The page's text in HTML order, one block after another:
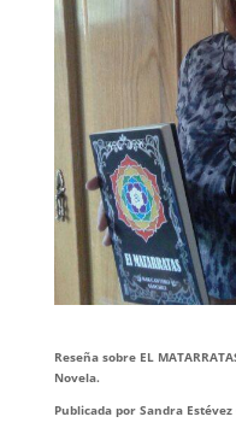
Reseña sobre EL
Novela.
Publicada por Sandra Estévez